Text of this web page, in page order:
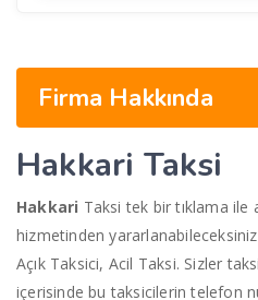
Firma Hakkında
Hakkari Taksi
Hakkari Taksi tek bir tıklama ile
hizmetinden yararlanabileceksiniz.
Açık Taksici, Acil Taksi. Sizler
içerisinde bu taksicilerin telefon